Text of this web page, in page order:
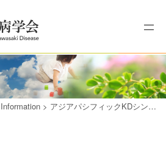
Information > アジアパシフィックKDシンポジウム2026のお知らせ（第１報）